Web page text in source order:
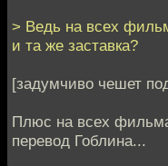
> Ведь на всех
и та же заставка?
[задумчиво чешет
Плюс на всех
перевод Гоблина...